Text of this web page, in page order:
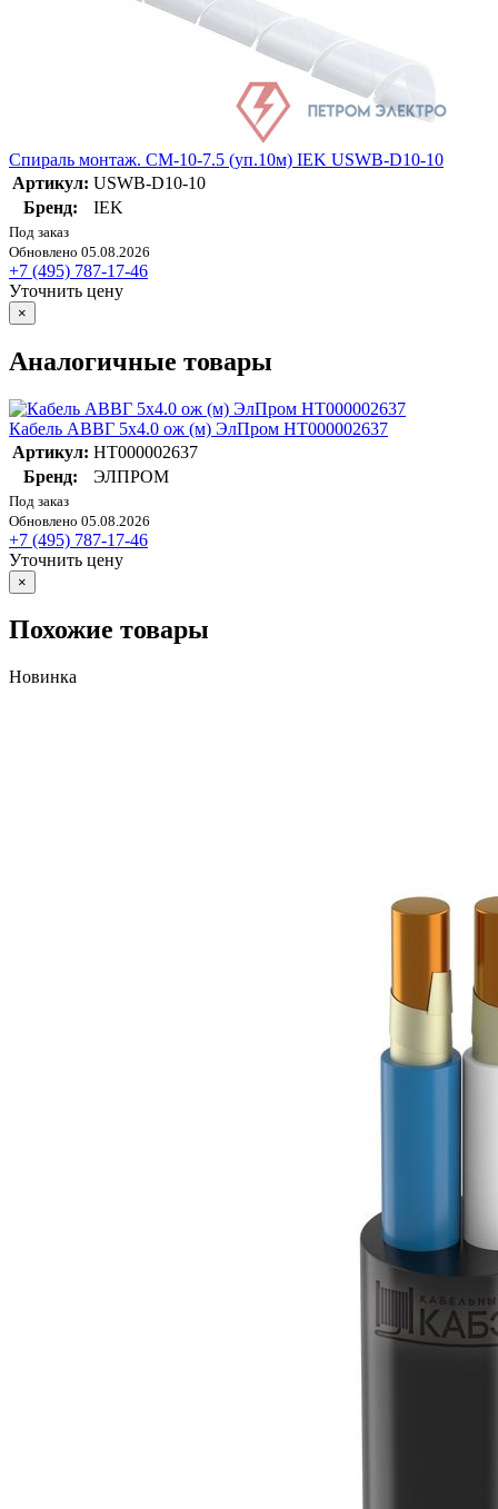
Спираль монтаж. СМ-10-7.5 (уп.10м) IEK USWB-D10-10
Артикул: USWB-D10-10
Бренд:
IEK
Под заказ
Обновлено 05.08.2026
+7 (495) 787-17-46
Уточнить цену
×
Аналогичные товары
Кабель АВВГ 5х4.0 ож (м) ЭлПром НТ000002637
Артикул: НТ000002637
Бренд:
ЭЛПРОМ
Под заказ
Обновлено 05.08.2026
+7 (495) 787-17-46
Уточнить цену
×
Похожие товары
Новинка